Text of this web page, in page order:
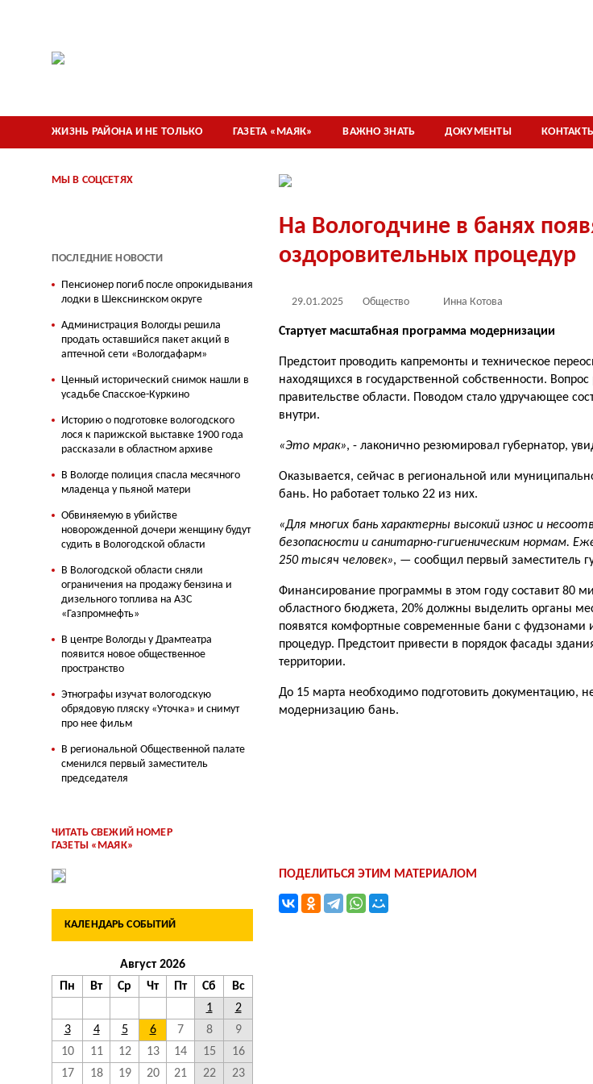
ЖИЗНЬ РАЙОНА И НЕ ТОЛЬКО ГАЗЕТА «МАЯК» ВАЖНО ЗНАТЬ ДОКУМЕНТЫ
На Вологодчине в банях
оздоровительных процедур
29.01.2025 Общество Инна Котова
Стартует масштабная программа модернизации
Предстоит проводить капремонты и техническое
находящихся в государственной собственности.
правительстве области. Поводом стало удручающее
внутри.
«Это мрак», - лаконично резюмировал губернатор,
Оказывается, сейчас в региональной или
бань. Но работает только 22 из них.
«Для многих бань характерны высокий износ и
безопасности и санитарно-гигиеническим нормам.
250 тысяч человек», — сообщил первый заместитель
Финансирование программы в этом году составит 80
областного бюджета, 20% должны выделить органы
появятся комфортные современные бани с фудзонами
процедур. Предстоит привести в порядок фасады
территории.
До 15 марта необходимо подготовить документацию,
модернизацию бань.
ПОДЕЛИТЬСЯ ЭТИМ МАТЕРИАЛОМ
МЫ В СОЦСЕТЯХ
ПОСЛЕДНИЕ НОВОСТИ
Пенсионер погиб после опрокидывания
лодки в Шекснинском округе
Администрация Вологды решила
продать оставшийся пакет акций в
аптечной сети «Вологдафарм»
Ценный исторический снимок нашли в
усадьбе Спасское-Куркино
Историю о подготовке вологодского
лося к парижской выставке 1900 года
рассказали в областном архиве
В Вологде полиция спасла месячного
младенца у пьяной матери
Обвиняемую в убийстве
новорожденной дочери женщину будут
судить в Вологодской области
В Вологодской области сняли
ограничения на продажу бензина и
дизельного топлива на АЗС
«Газпромнефть»
В центре Вологды у Драмтеатра
появится новое общественное
пространство
Этнографы изучат вологодскую
обрядовую пляску «Уточка» и снимут
про нее фильм
В региональной Общественной палате
сменился первый заместитель
председателя
ЧИТАТЬ СВЕЖИЙ НОМЕР
ГАЗЕТЫ «МАЯК»
КАЛЕНДАРЬ СОБЫТИЙ
Август 2026
Пн
Вт Ср Чт Пт Сб
Вс
1
2
3
4 5 6 7 8
9
10
11 12 13 14 15
16
17
18 19 20 21 22 23